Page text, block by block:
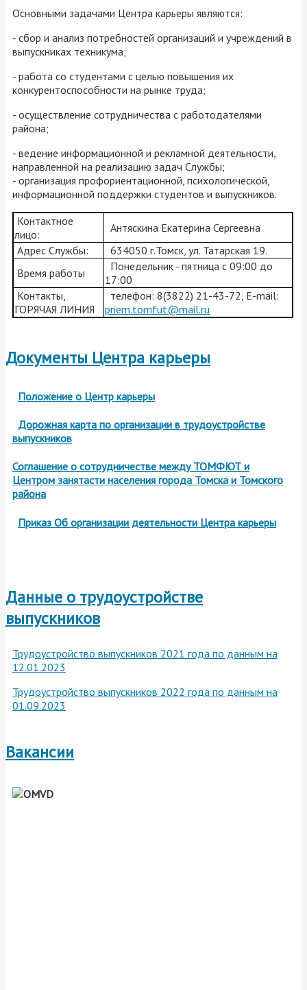
Основными задачами Центра карьеры являются:
- сбор и анализ потребностей организаций и учреждений в
выпускниках техникума;
- работа со студентами с целью повышения их
конкурентоспособности на рынке труда;
- осуществление сотрудничества с работодателями
района;
- ведение информационной и рекламной деятельности,
направленной на реализацию задач Службы;
- организация профориентационной, психологической,
информационной поддержки студентов и выпускников.
Контактное
лицо:
Антяскина Екатерина Сергеевна
Адрес Службы:
634050 г.Томск, ул. Татарская 19.
Время работы
Понедельник - пятница с 09:00 до
17:00
Контакты,
ГОРЯЧАЯ ЛИНИЯ
телефон: 8(3822) 21-43-72, E-mail:
priem.tomfut@mail.ru
Документы Центра карьеры
Положение о Центр карьеры
Дорожная карта по организации в трудоустройстве
выпускников
Соглашение о сотрудничестве между ТОМФЮТ и
Центром занятасти населения города Томска и Томского
района
Приказ Об организации деятельности Центра карьеры
Данные о трудоустройстве
выпускников
Трудоустройство выпускников 2021 года по данным на
12.01.2023
Трудоустройство выпускников 2022 года по данным на
01.09.2023
Вакансии